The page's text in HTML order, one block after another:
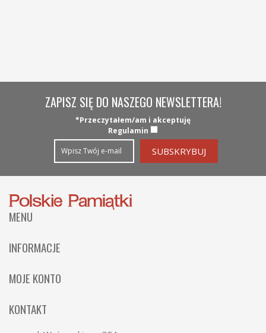
ZAPISZ SIĘ DO NASZEGO NEWSLETTERA!
*Przeczytałem/am i akceptuję
Regulamin
MENU
Strona Główna
Nowości
O nas
INFORMACJE
Wysyłka
Regulamin
MOJE KONTO
Zaloguj
KONTAKT